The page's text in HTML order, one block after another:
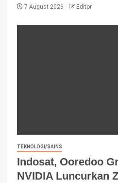
7 August 2026 Editor
TEKNOLOGI/SAINS
Indosat, Ooredoo
NVIDIA Luncurkan